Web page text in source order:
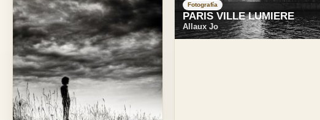
Fotografía
PARIS VILLE LUMIERE
Allaux Jo